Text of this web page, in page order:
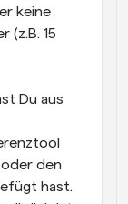
keine
(z.B. 15
Du aus
den
hast.